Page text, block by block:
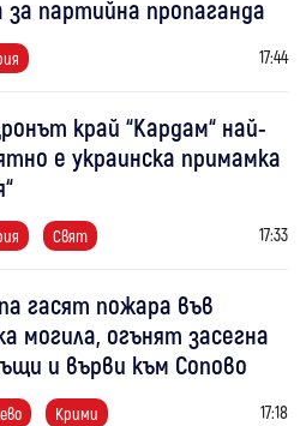
партийна пропаганда
17:44
край “Кардам“ най-
е украинска примамка
Свят 17:33
гасят пожара във
могила, огънят засегна
и върви към Сопово
Крими 17:18